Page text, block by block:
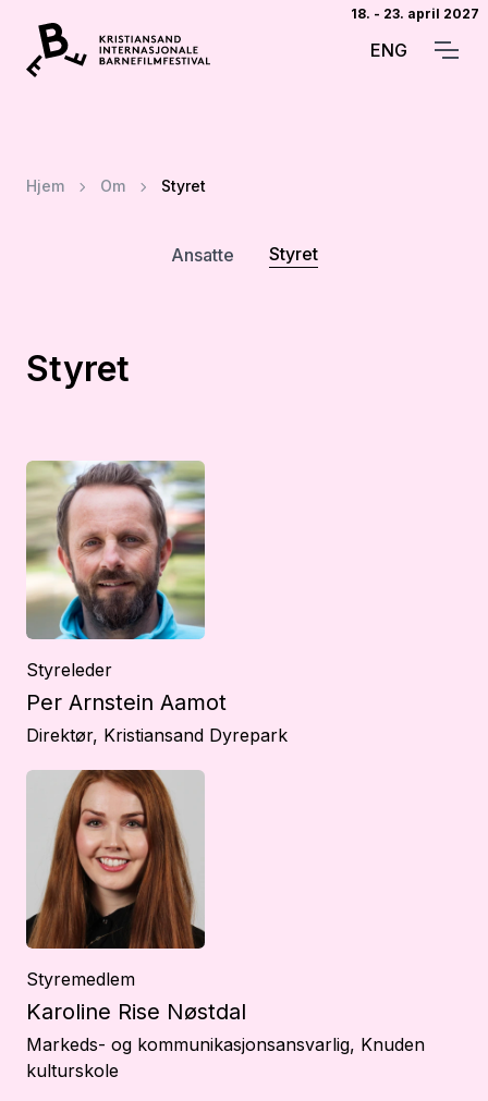
18. - 23. april 2027
ENG
Hjem Om Styret
Ansatte Styret
Styret
Styreleder
Per Arnstein Aamot
Direktør, Kristiansand Dyrepark
Styremedlem
Karoline Rise Nøstdal
Markeds- og kommunikasjonsansvarlig, Knuden
kulturskole